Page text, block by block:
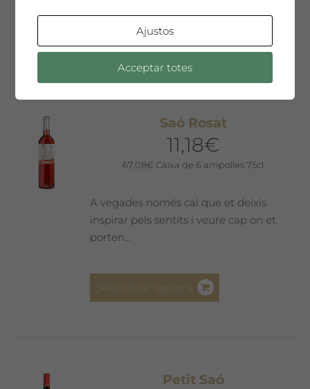
Afegeix a la cistella
Saó Rosat
11,18€
67,08€ Caixa de 6 ampolles 75cl
A vegades només cal que et deixis
inspirar pels sentits i veure cap on et
porten...
Seleccionar opcions
Petit Saó
Ajustos
Acceptar totes